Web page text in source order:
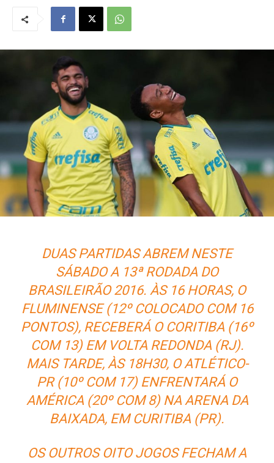
DUAS PARTIDAS ABREM NESTE
SÁBADO A 13ª RODADA DO
BRASILEIRÃO 2016. ÀS 16 HORAS, O
FLUMINENSE (12º COLOCADO COM 16
PONTOS), RECEBERÁ O CORITIBA (16º
COM 13) EM VOLTA REDONDA (RJ).
MAIS TARDE, ÀS 18H30, O ATLÉTICO-
PR (10º COM 17) ENFRENTARÁ O
AMÉRICA (20º COM 8) NA ARENA DA
BAIXADA, EM CURITIBA (PR).
OS OUTROS OITO JOGOS FECHAM A